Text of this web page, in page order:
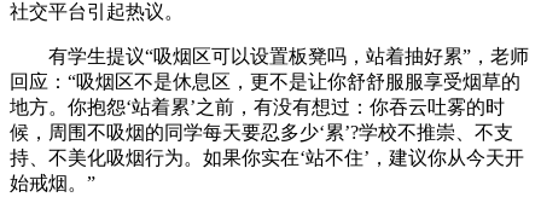
社交平台引起热议。
有学生提议“吸烟区可以设置板凳吗，站着抽好累”，老师
回应：“吸烟区不是休息区，更不是让你舒舒服服享受烟草的
地方。你抱怨‘站着累’之前，有没有想过：你吞云吐雾的时
候，周围不吸烟的同学每天要忍多少‘累’?学校不推崇、不支
持、不美化吸烟行为。如果你实在‘站不住’，建议你从今天开
始戒烟。”